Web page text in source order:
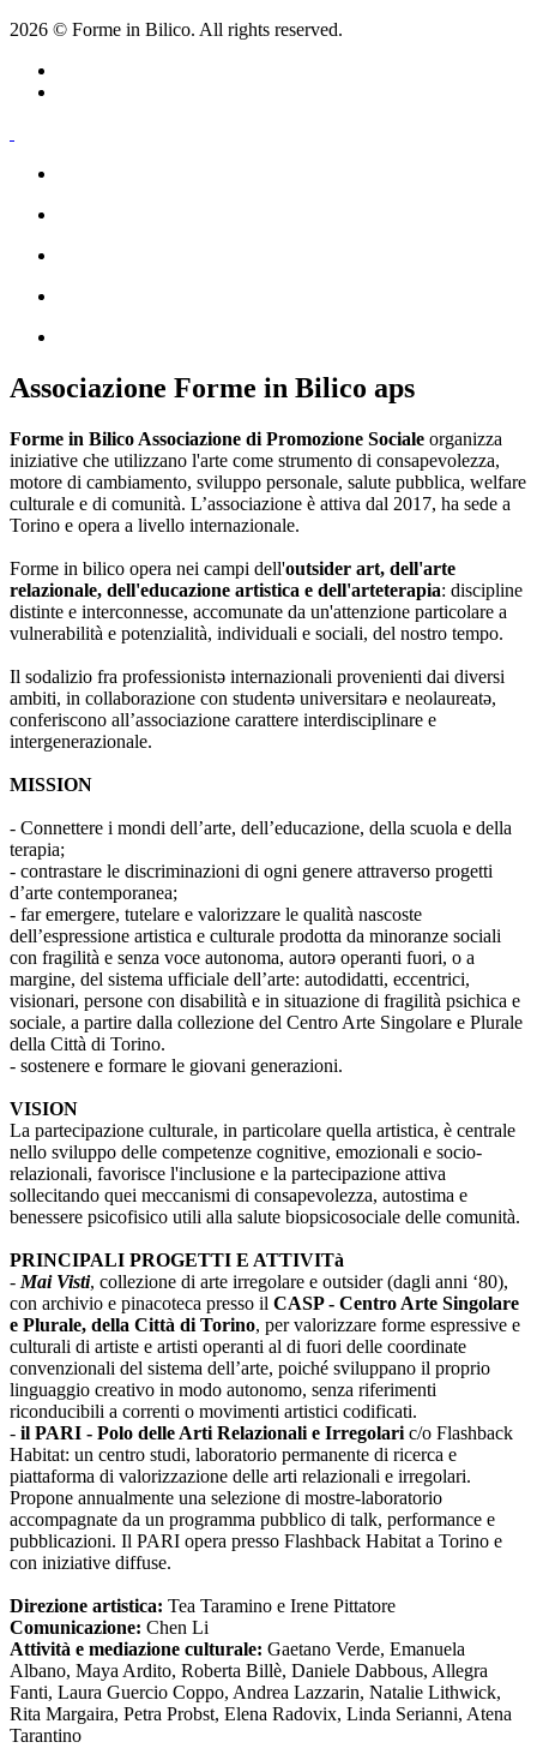
2026 © Forme in Bilico. All rights reserved.
Associazione Forme in Bilico aps
Forme in Bilico Associazione di Promozione Sociale organizza
iniziative che utilizzano l'arte come strumento di consapevolezza,
motore di cambiamento, sviluppo personale, salute pubblica, welfare
culturale e di comunità. L’associazione è attiva dal 2017, ha sede a
Torino e opera a livello internazionale.
Forme in bilico opera nei campi dell'outsider art, dell'arte
relazionale, dell'educazione artistica e dell'arteterapia: discipline
distinte e interconnesse, accomunate da un'attenzione particolare a
vulnerabilità e potenzialità, individuali e sociali, del nostro tempo.
Il sodalizio fra professionistə internazionali provenienti dai diversi
ambiti, in collaborazione con studentə universitarə e neolaureatə,
conferiscono all’associazione carattere interdisciplinare e
intergenerazionale.
MISSION
- Connettere i mondi dell’arte, dell’educazione, della scuola e della
terapia;
- contrastare le discriminazioni di ogni genere attraverso progetti
d’arte contemporanea;
- far emergere, tutelare e valorizzare le qualità nascoste
dell’espressione artistica e culturale prodotta da minoranze sociali
con fragilità e senza voce autonoma, autorə operanti fuori, o a
margine, del sistema ufficiale dell’arte: autodidatti, eccentrici,
visionari, persone con disabilità e in situazione di fragilità psichica e
sociale, a partire dalla collezione del Centro Arte Singolare e Plurale
della Città di Torino.
- sostenere e formare le giovani generazioni.
VISION
La partecipazione culturale, in particolare quella artistica, è centrale
nello sviluppo delle competenze cognitive, emozionali e socio-
relazionali, favorisce l'inclusione e la partecipazione attiva
sollecitando quei meccanismi di consapevolezza, autostima e
benessere psicofisico utili alla salute biopsicosociale delle comunità.
PRINCIPALI PROGETTI E ATTIVITà
- Mai Visti, collezione di arte irregolare e outsider (dagli anni ‘80),
con archivio e pinacoteca presso il CASP - Centro Arte Singolare
e Plurale, della Città di Torino, per valorizzare forme espressive e
culturali di artiste e artisti operanti al di fuori delle coordinate
convenzionali del sistema dell’arte, poiché sviluppano il proprio
linguaggio creativo in modo autonomo, senza riferimenti
riconducibili a correnti o movimenti artistici codificati.
- il PARI - Polo delle Arti Relazionali e Irregolari c/o Flashback
Habitat: un centro studi, laboratorio permanente di ricerca e
piattaforma di valorizzazione delle arti relazionali e irregolari.
Propone annualmente una selezione di mostre-laboratorio
accompagnate da un programma pubblico di talk, performance e
pubblicazioni. Il PARI opera presso Flashback Habitat a Torino e
con iniziative diffuse.
Direzione artistica: Tea Taramino e Irene Pittatore
Comunicazione: Chen Li
Attività e mediazione culturale: Gaetano Verde, Emanuela
Albano, Maya Ardito, Roberta Billè, Daniele Dabbous, Allegra
Fanti, Laura Guercio Coppo, Andrea Lazzarin, Natalie Lithwick,
Rita Margaira, Petra Probst, Elena Radovix, Linda Serianni, Atena
Tarantino